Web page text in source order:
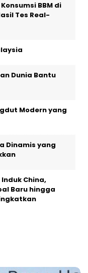
BBM di
Tes Real-
Dunia Bantu
Modern yang
Dinamis yang
China,
Baru hingga